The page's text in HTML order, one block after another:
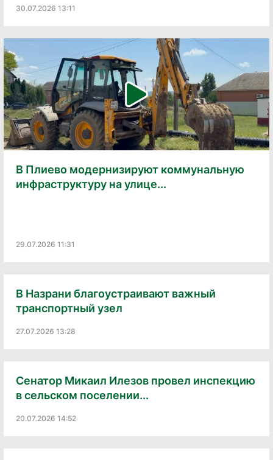
30.07.2026 13:11
В Плиево модернизируют коммунальную
инфраструктуру на улице...
29.07.2026 11:31
В Назрани благоустраивают важный
транспортный узел
27.07.2026 13:28
Сенатор Микаил Илезов провел инспекцию
в сельском поселении...
20.07.2026 14:52